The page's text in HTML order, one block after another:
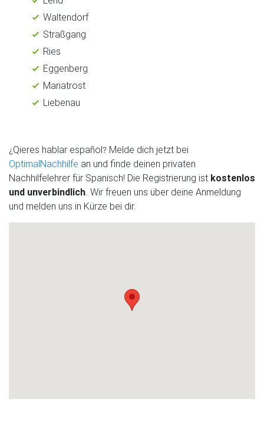
Waltendorf
Straßgang
Ries
Eggenberg
Mariatrost
Liebenau
¿Qieres hablar español? Melde dich jetzt bei
OptimalNachhilfe an und finde deinen privaten
Nachhilfelehrer für Spanisch! Die Registrierung ist kostenlos
und unverbindlich . Wir freuen uns über deine Anmeldung
und melden uns in Kürze bei dir.